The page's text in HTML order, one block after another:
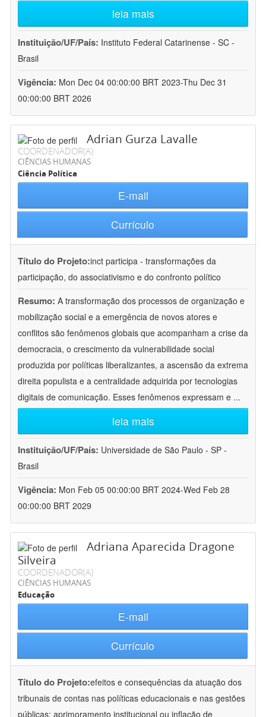
leia mais
Instituição/UF/País: Instituto Federal Catarinense - SC -
Brasil
Vigência: Mon Dec 04 00:00:00 BRT 2023-Thu Dec 31
00:00:00 BRT 2026
Adrian Gurza Lavalle
COORDENADOR(A)
CIÊNCIAS HUMANAS
Ciência Política
E-mail
Currículo
Título do Projeto:inct participa - transformações da
participação, do associativismo e do confronto político
Resumo: A transformação dos processos de organização e
mobilização social e a emergência de novos atores e
conflitos são fenômenos globais que acompanham a crise da
democracia, o crescimento da vulnerabilidade social
produzida por políticas liberalizantes, a ascensão da extrema
direita populista e a centralidade adquirida por tecnologias
digitais de comunicação. Esses fenômenos expressam e ...
leia mais
Instituição/UF/País: Universidade de São Paulo - SP -
Brasil
Vigência: Mon Feb 05 00:00:00 BRT 2024-Wed Feb 28
00:00:00 BRT 2029
Adriana Aparecida Dragone
Silveira
COORDENADOR(A)
CIÊNCIAS HUMANAS
Educação
E-mail
Currículo
Título do Projeto:efeitos e consequências da atuação dos
tribunais de contas nas políticas educacionais e nas gestões
públicas: aprimoramento institucional ou inflação de